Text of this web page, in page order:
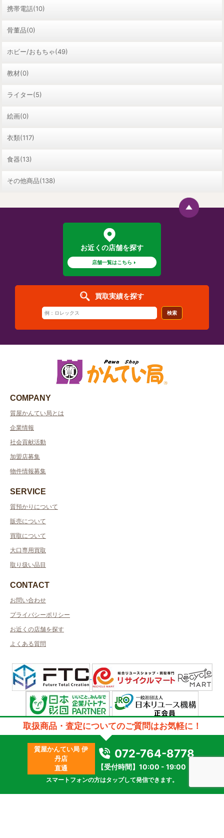
携帯電話(10)
骨董品(0)
ホビー/おもちゃ(49)
教材(0)
ライター(5)
絵画(0)
衣類(117)
食器(13)
その他商品(138)
お近くの店舗を探す
店舗一覧はこちら
買取実績を探す
検索
COMPANY
質屋かんてい局とは
企業情報
社会貢献活動
加盟店募集
物件情報募集
SERVICE
質預かりについて
販売について
買取について
大口専用買取
取り扱い品目
CONTACT
お問い合わせ
プライバシーポリシー
お近くの店舗を探す
よくある質問
許可管轄：兵庫県公安委員会
古物商許可番号：第631132400032号／取得者名日本エスクローサービス
株式会社
質屋許可番号：第631372500002号/取得者名株式会社アールティ
2023 © kanteikyoku.jp allrights reseved.
取扱商品・査定についてのご質問はお気軽に！
質屋かんてい局 伊
丹店
直通
072-764-8778
【受付時間】10:00 - 19:00
スマートフォンの方はタップして発信できます。